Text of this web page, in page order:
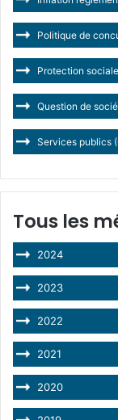
Politique de
Protection sociale
Question de
Services publics
Tous les
2024
2023
2022
2021
2020